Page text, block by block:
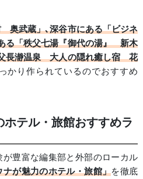
奥武蔵」､深谷市にある「ビジネ
る「秩父七湯『御代の湯』 新木
長瀞温泉 大人の隠れ癒し宿 花
かり作られているのでおすすめ
テル・旅館おすすめラ
豊富な編集部と外部のローカル
ナが魅力のホテル・旅館」を徹底